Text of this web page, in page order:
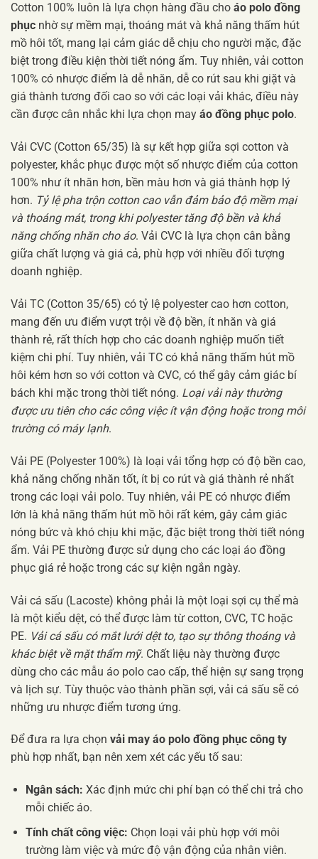
Cotton 100% luôn là lựa chọn hàng đầu cho áo polo đồng
phục nhờ sự mềm mại, thoáng mát và khả năng thấm hút
mồ hôi tốt, mang lại cảm giác dễ chịu cho người mặc, đặc
biệt trong điều kiện thời tiết nóng ẩm. Tuy nhiên, vải cotton
100% có nhược điểm là dễ nhăn, dễ co rút sau khi giặt và
giá thành tương đối cao so với các loại vải khác, điều này
cần được cân nhắc khi lựa chọn may áo đồng phục polo.
Vải CVC (Cotton 65/35) là sự kết hợp giữa sợi cotton và
polyester, khắc phục được một số nhược điểm của cotton
100% như ít nhăn hơn, bền màu hơn và giá thành hợp lý
hơn. Tỷ lệ pha trộn cotton cao vẫn đảm bảo độ mềm mại
và thoáng mát, trong khi polyester tăng độ bền và khả
năng chống nhăn cho áo. Vải CVC là lựa chọn cân bằng
giữa chất lượng và giá cả, phù hợp với nhiều đối tượng
doanh nghiệp.
Vải TC (Cotton 35/65) có tỷ lệ polyester cao hơn cotton,
mang đến ưu điểm vượt trội về độ bền, ít nhăn và giá
thành rẻ, rất thích hợp cho các doanh nghiệp muốn tiết
kiệm chi phí. Tuy nhiên, vải TC có khả năng thấm hút mồ
hôi kém hơn so với cotton và CVC, có thể gây cảm giác bí
bách khi mặc trong thời tiết nóng. Loại vải này thường
được ưu tiên cho các công việc ít vận động hoặc trong môi
trường có máy lạnh.
Vải PE (Polyester 100%) là loại vải tổng hợp có độ bền cao,
khả năng chống nhăn tốt, ít bị co rút và giá thành rẻ nhất
trong các loại vải polo. Tuy nhiên, vải PE có nhược điểm
lớn là khả năng thấm hút mồ hôi rất kém, gây cảm giác
nóng bức và khó chịu khi mặc, đặc biệt trong thời tiết nóng
ẩm. Vải PE thường được sử dụng cho các loại áo đồng
phục giá rẻ hoặc trong các sự kiện ngắn ngày.
Vải cá sấu (Lacoste) không phải là một loại sợi cụ thể mà
là một kiểu dệt, có thể được làm từ cotton, CVC, TC hoặc
PE. Vải cá sấu có mắt lưới dệt to, tạo sự thông thoáng và
khác biệt về mặt thẩm mỹ. Chất liệu này thường được
dùng cho các mẫu áo polo cao cấp, thể hiện sự sang trọng
và lịch sự. Tùy thuộc vào thành phần sợi, vải cá sấu sẽ có
những ưu nhược điểm tương ứng.
Để đưa ra lựa chọn vải may áo polo đồng phục công ty
phù hợp nhất, bạn nên xem xét các yếu tố sau:
Ngân sách: Xác định mức chi phí bạn có thể chi trả cho
mỗi chiếc áo.
Tính chất công việc: Chọn loại vải phù hợp với môi
trường làm việc và mức độ vận động của nhân viên.